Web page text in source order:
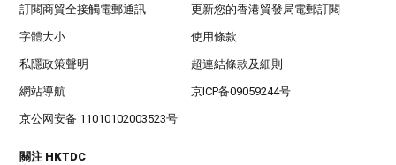
訂閱商貿全接觸電郵通訊 更新您的香港貿發局電郵訂閱
字體大小 使用條款
私隱政策聲明 超連結條款及細則
網站導航 京ICP备09059244号
京公网安备 11010102003523号
關注 HKTDC